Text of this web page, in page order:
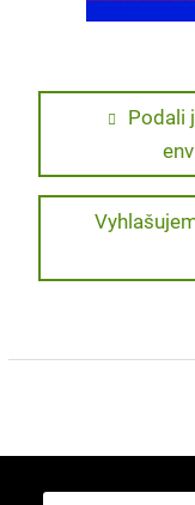
Navigace
příspěvek
post:
Podali
Next